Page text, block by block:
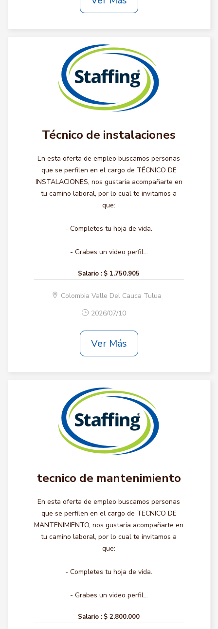
Técnico de instalaciones
En esta oferta de empleo buscamos personas
que se perfilen en el cargo de TÉCNICO DE
INSTALACIONES, nos gustaría acompañarte en
tu camino laboral, por lo cual te invitamos a
que:
- Completes tu hoja de vida.
- Grabes un video perfil...
Salario : $ 1.750.905
Colombia Valle Del Cauca Tulua
2026/07/10
Ver Más
tecnico de mantenimiento
En esta oferta de empleo buscamos personas
que se perfilen en el cargo de TECNICO DE
MANTENIMIENTO, nos gustaría acompañarte en
tu camino laboral, por lo cual te invitamos a
que:
- Completes tu hoja de vida.
- Grabes un video perfil...
Salario : $ 2.800.000